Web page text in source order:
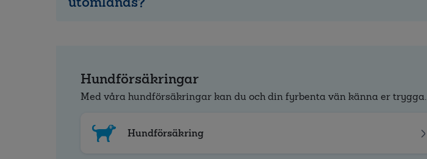
Hundförsäkringar
Med våra hundförsäkringar kan du och din fyrbenta vän känna er trygga.
Hundförsäkring